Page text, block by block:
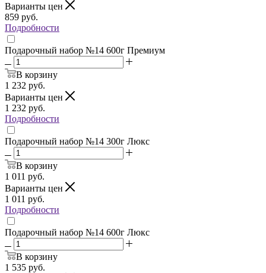
Варианты цен
859 руб.
Подробности
Подарочный набор №14 600г Премиум
В корзину
1 232 руб.
Варианты цен
1 232 руб.
Подробности
Подарочный набор №14 300г Люкс
В корзину
1 011 руб.
Варианты цен
1 011 руб.
Подробности
Подарочный набор №14 600г Люкс
В корзину
1 535 руб.